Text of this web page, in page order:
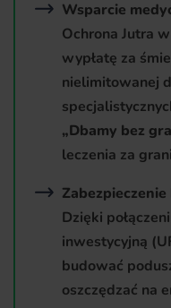
Wsparcie
Ochrona Jutra
wypłatę za
nielimitowanej
„Dbamy bez
leczenia za
Zabezpieczenie
Dzięki
inwestycyjną
budować
oszczędzać na